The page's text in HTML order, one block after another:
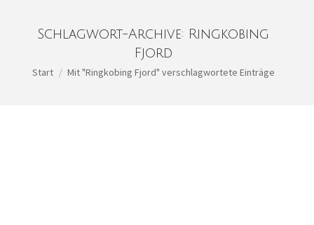
Schlagwort-Archive: Ringkobing
Fjord
Sie befinden sich hier:
Start Mit "Ringkobing Fjord" verschlagwortete Einträge